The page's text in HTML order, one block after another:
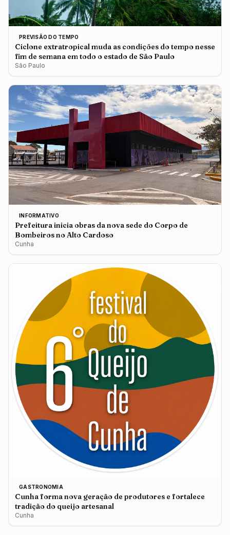
PREVISÃO DO TEMPO
Ciclone extratropical muda as condições do tempo nesse
fim de semana em todo o estado de São Paulo
São Paulo
INFORMATIVO
Prefeitura inicia obras da nova sede do Corpo de
Bombeiros no Alto Cardoso
Cunha
GASTRONOMIA
Cunha forma nova geração de produtores e fortalece
tradição do queijo artesanal
Cunha